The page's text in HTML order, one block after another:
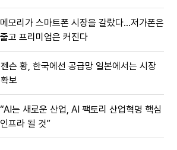
메모리가 스마트폰 시장을 갈랐다…저가폰은
줄고 프리미엄은 커진다
젠슨 황, 한국에선 공급망 일본에서는 시장
확보
“AI는 새로운 산업, AI 팩토리 산업혁명 핵심
인프라 될 것”